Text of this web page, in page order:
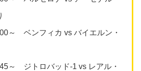
～ ベンフィカ vs バイエルン・
～ ジトロバッド-1 vs レアル・